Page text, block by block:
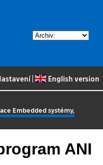
| English version
Embedded systémy,
ANI